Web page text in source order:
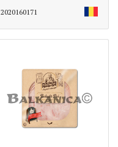
2020160171